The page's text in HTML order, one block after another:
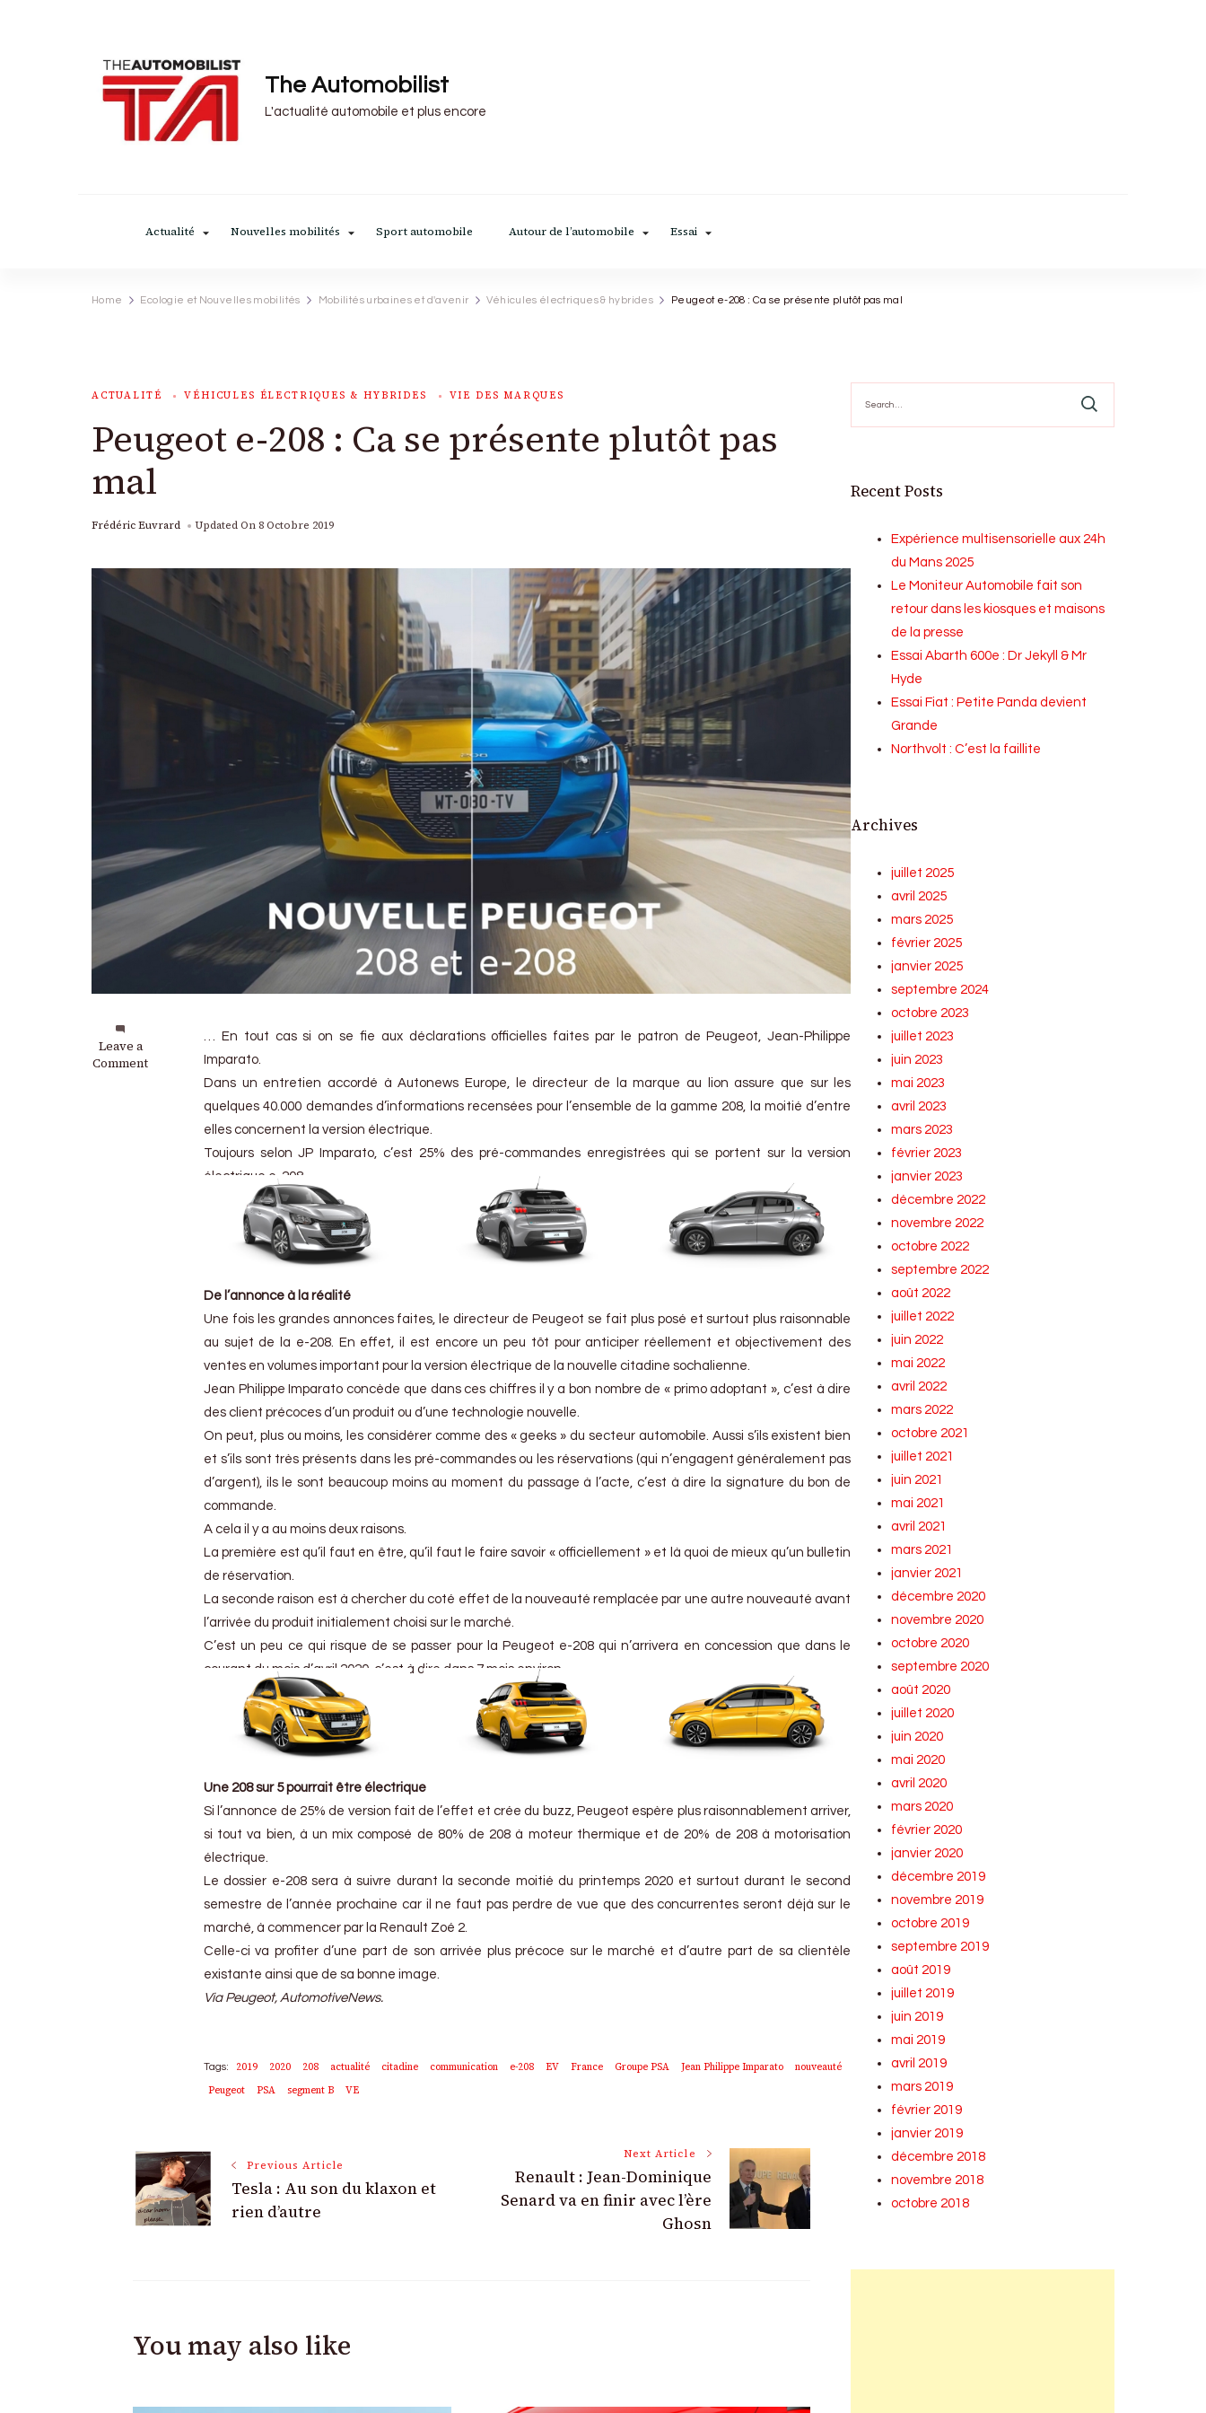
The Automobilist
L'actualité automobile et plus encore
Actualité Nouvelles mobilités Sport automobile Autour de l’automobile Essai
Home Ecologie et Nouvelles mobilités Mobilités urbaines et d'avenir Véhicules électriques & hybrides Peugeot e-208 : Ca se présente plutôt pas mal
ACTUALITÉ VÉHICULES ÉLECTRIQUES & HYBRIDES VIE DES MARQUES
Peugeot e-208 : Ca se présente plutôt pas
mal
Frédéric Euvrard Updated On 8 Octobre 2019
Leave a
Comment
on
Peugeot
… En tout cas si on se fie aux déclarations officielles faites par le patron de Peugeot, Jean-Philippe
Imparato.
Dans un entretien accordé à Autonews Europe, le directeur de la marque au lion assure que sur les
quelques 40.000 demandes d’informations recensées pour l’ensemble de la gamme 208, la moitié d’entre
elles concernent la version électrique.
Toujours selon JP Imparato, c’est 25% des pré-commandes enregistrées qui se portent sur la version
électrique e-208.
De l’annonce à la réalité
Une fois les grandes annonces faites, le directeur de Peugeot se fait plus posé et surtout plus raisonnable
au sujet de la e-208. En effet, il est encore un peu tôt pour anticiper réellement et objectivement des
ventes en volumes important pour la version électrique de la nouvelle citadine sochalienne.
Jean Philippe Imparato concède que dans ces chiffres il y a bon nombre de « primo adoptant », c’est à dire
des client précoces d’un produit ou d’une technologie nouvelle.
On peut, plus ou moins, les considérer comme des « geeks » du secteur automobile. Aussi s’ils existent bien
et s’ils sont très présents dans les pré-commandes ou les réservations (qui n’engagent généralement pas
d’argent), ils le sont beaucoup moins au moment du passage à l’acte, c’est à dire la signature du bon de
commande.
A cela il y a au moins deux raisons.
La première est qu’il faut en être, qu’il faut le faire savoir « officiellement » et là quoi de mieux qu’un bulletin
de réservation.
La seconde raison est à chercher du coté effet de la nouveauté remplacée par une autre nouveauté avant
l’arrivée du produit initialement choisi sur le marché.
C’est un peu ce qui risque de se passer pour la Peugeot e-208 qui n’arrivera en concession que dans le
courant du mois d’avril 2020, c’est à dire dans 7 mois environ.
Une 208 sur 5 pourrait être électrique
Si l’annonce de 25% de version fait de l’effet et crée du buzz, Peugeot espère plus raisonnablement arriver,
si tout va bien, à un mix composé de 80% de 208 à moteur thermique et de 20% de 208 à motorisation
électrique.
Le dossier e-208 sera à suivre durant la seconde moitié du printemps 2020 et surtout durant le second
semestre de l’année prochaine car il ne faut pas perdre de vue que des concurrentes seront déjà sur le
marché, à commencer par la Renault Zoé 2.
Celle-ci va profiter d’une part de son arrivée plus précoce sur le marché et d’autre part de sa clientèle
existante ainsi que de sa bonne image.
Via Peugeot, AutomotiveNews.
Tags: 2019 2020 208 actualité citadine communication e-208 EV France Groupe PSA Jean Philippe Imparato
nouveauté
Peugeot
PSA segment B VE
Post
Navigation
Previous Article
Tesla : Au son du klaxon et
rien d’autre
Next Article
Renault : Jean-Dominique
Senard va en finir avec l’ère
Ghosn
You may also like
for:
Recent Posts
Expérience multisensorielle aux 24h
du Mans 2025
Le Moniteur Automobile fait son
retour dans les kiosques et maisons
de la presse
Essai Abarth 600e : Dr Jekyll & Mr
Hyde
Essai Fiat : Petite Panda devient
Grande
Northvolt : C’est la faillite
Archives
juillet 2025
avril 2025
mars 2025
février 2025
janvier 2025
septembre 2024
octobre 2023
juillet 2023
juin 2023
mai 2023
avril 2023
mars 2023
février 2023
janvier 2023
décembre 2022
novembre 2022
octobre 2022
septembre 2022
août 2022
juillet 2022
juin 2022
mai 2022
avril 2022
mars 2022
octobre 2021
juillet 2021
juin 2021
mai 2021
avril 2021
mars 2021
janvier 2021
décembre 2020
novembre 2020
octobre 2020
septembre 2020
août 2020
juillet 2020
juin 2020
mai 2020
avril 2020
mars 2020
février 2020
janvier 2020
décembre 2019
novembre 2019
octobre 2019
septembre 2019
août 2019
juillet 2019
juin 2019
mai 2019
avril 2019
mars 2019
février 2019
janvier 2019
décembre 2018
novembre 2018
octobre 2018